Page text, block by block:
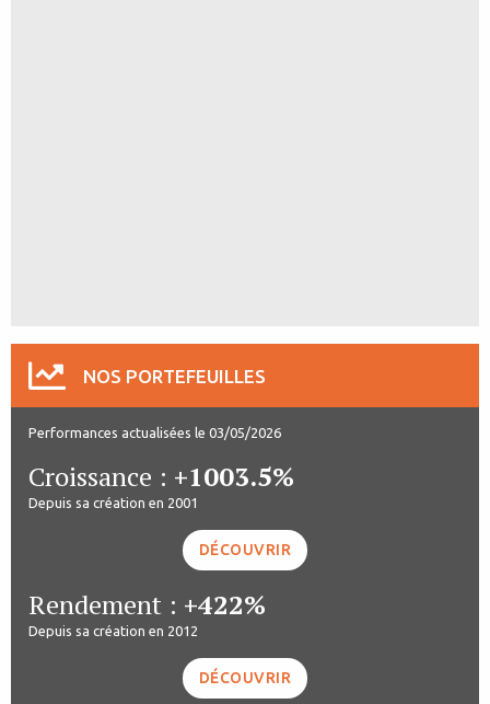
NOS PORTEFEUILLES
Performances actualisées le 03/05/2026
Croissance : +1003.5%
Depuis sa création en 2001
DÉCOUVRIR
Rendement : +422%
Depuis sa création en 2012
DÉCOUVRIR